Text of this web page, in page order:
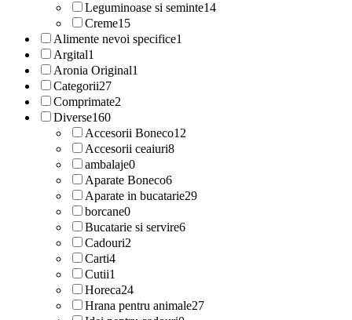
Leguminoase si seminte14
Creme15
Alimente nevoi specifice1
Argital1
Aronia Original1
Categorii27
Comprimate2
Diverse160
Accesorii Boneco12
Accesorii ceaiuri8
ambalaje0
Aparate Boneco6
Aparate in bucatarie29
borcane0
Bucatarie si servire6
Cadouri2
Carti4
Cutii1
Horeca24
Hrana pentru animale27